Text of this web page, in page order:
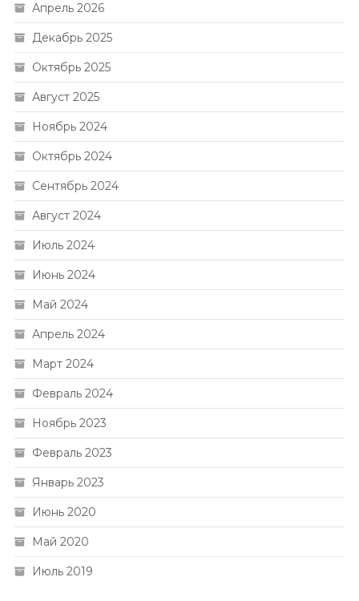
Апрель 2026
Декабрь 2025
Октябрь 2025
Август 2025
Ноябрь 2024
Октябрь 2024
Сентябрь 2024
Август 2024
Июль 2024
Июнь 2024
Май 2024
Апрель 2024
Март 2024
Февраль 2024
Ноябрь 2023
Февраль 2023
Январь 2023
Июнь 2020
Май 2020
Июль 2019